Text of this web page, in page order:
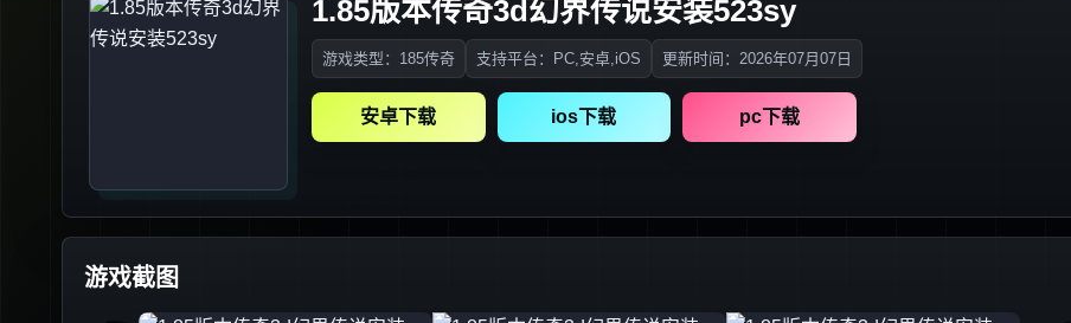
1.85版本传奇3d幻界传说安装523sy
游戏类型：185传奇 支持平台：PC,安卓,iOS 更新时间：2026年07月07日
安卓下载 ios下载 pc下载
游戏截图